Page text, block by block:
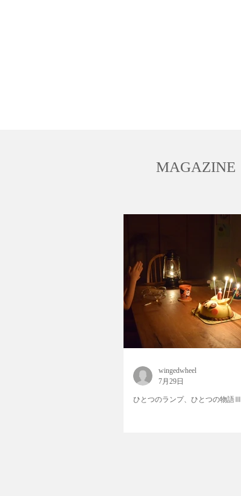
MAGAZINE
ひとつのランプ、ひとつの物語Ⅲ
wingedwheel
7月29日